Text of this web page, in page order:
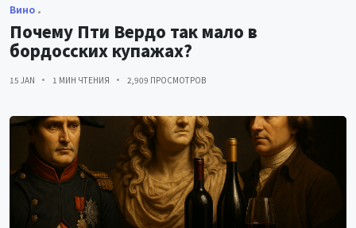
Вино
Почему Пти Вердо так мало в
бордосских купажах?
15 JAN 1 МИН ЧТЕНИЯ 2,909 ПРОСМОТРОВ